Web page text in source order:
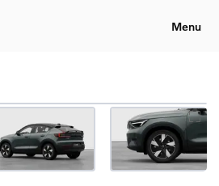
Menu